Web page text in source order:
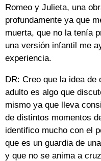
Romeo y Julieta, una
profundamente ya que
muerta, que no la tenía
una versión infantil me
experiencia.
DR: Creo que la idea de
adulto es algo que
mismo ya que lleva
de distintos momentos
identifico mucho con el
que es un guardia de
y que no se anima a